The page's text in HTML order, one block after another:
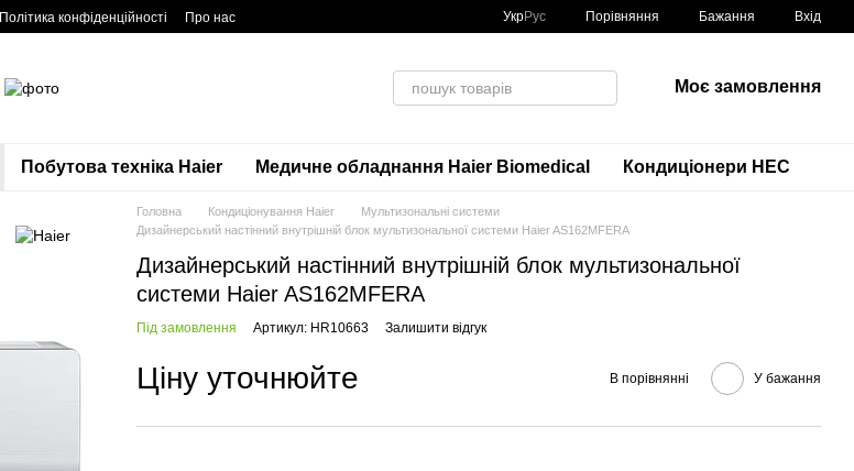
Політика конфіденційності Про нас УкрРус Порівняння Бажання Вхід
Моє замовлення
Побутова техніка Haier Медичне обладнання Haier Biomedical Кондиціонери HEC
Головна Кондиціонування Haier
Мультизональні системи
Дизайнерський настінний внутрішній блок мультизональної системи Haier AS162MFERA
Дизайнерський настінний внутрішній блок мультизональної
системи Haier AS162MFERA
Під замовлення Артикул: HR10663 Залишити відгук
Ціну уточнюйте В порівнянні У бажання